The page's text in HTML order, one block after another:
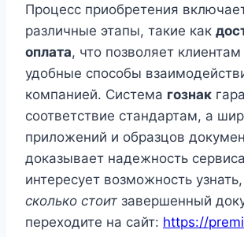
Процесс приобретения
различные этапы, такие как
оплата, что позволяет
удобные способы
компанией. Система гознак
соответствие стандартам, а
приложений и образцов
доказывает надежность
интересует возможность узнать,
сколько стоит завершенный
переходите на сайт: https://